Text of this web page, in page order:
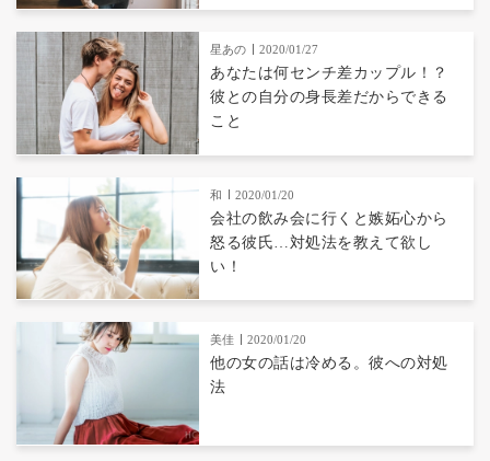
星あの 2020/01/27
あなたは何センチ差カップル！？
彼との自分の身長差だからできる
こと
和 2020/01/20
会社の飲み会に行くと嫉妬心から
怒る彼氏…対処法を教えて欲し
い！
美佳 2020/01/20
他の女の話は冷める。彼への対処
法